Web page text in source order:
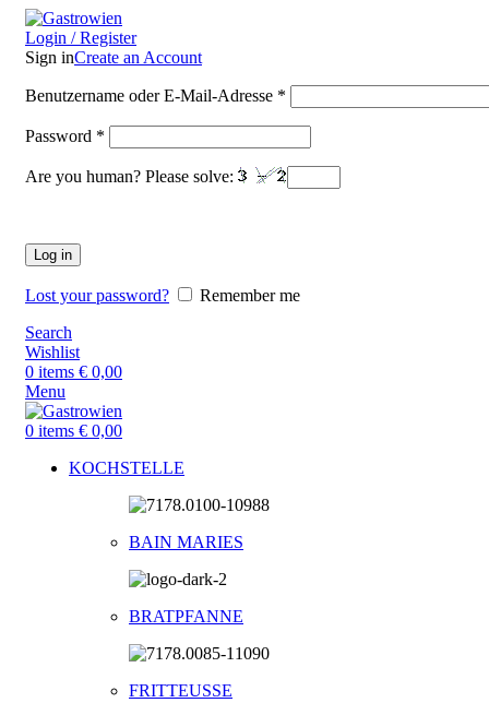
Login / Register
Sign inCreate an Account
Benutzername oder E-Mail-Adresse *
Password *
Are you human? Please solve:
Log in
Lost your password?
Remember me
Search
Wishlist
0 items € 0,00
Menu
0 items € 0,00
KOCHSTELLE
BAIN MARIES
BRATPFANNE
FRITTEUSSE